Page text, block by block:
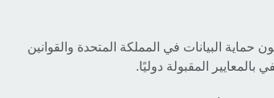
حماية البيانات في المملكة المتحدة والقوانين
بالمعايير المقبولة دوليًا.